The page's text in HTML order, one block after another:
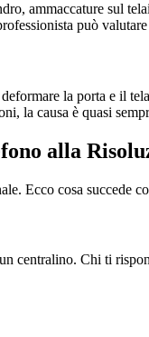
ammaccature sul
può
la porta e il
la causa è quasi
alla
Ecco cosa succede
Chi ti